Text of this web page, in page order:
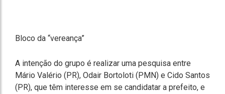
Bloco da “vereança”
A intenção do grupo é realizar uma pesquisa entre
Mário Valério (PR), Odair Bortoloti (PMN) e Cido Santos
(PR), que têm interesse em se candidatar a prefeito, e